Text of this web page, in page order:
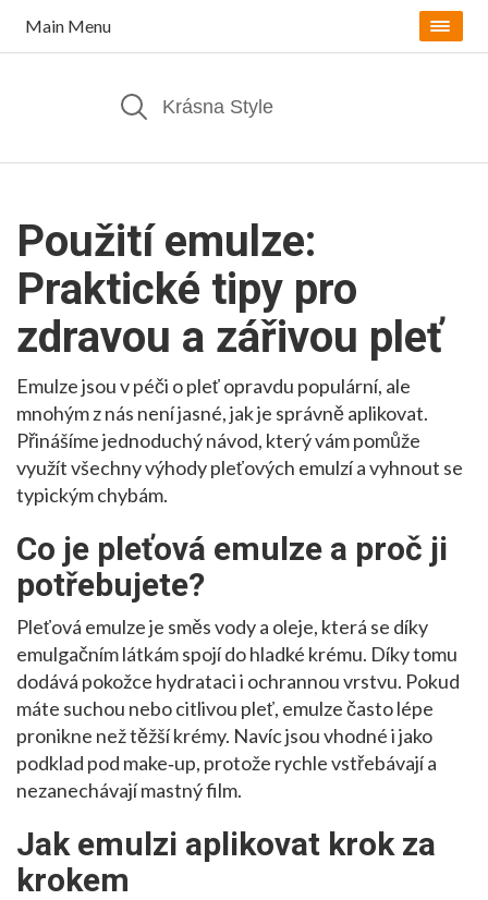
Main Menu
Použití emulze:
Praktické tipy pro
zdravou a zářivou pleť
Emulze jsou v péči o pleť opravdu populární, ale
mnohým z nás není jasné, jak je správně aplikovat.
Přinášíme jednoduchý návod, který vám pomůže
využít všechny výhody pleťových emulzí a vyhnout se
typickým chybám.
Co je pleťová emulze a proč ji
potřebujete?
Pleťová emulze je směs vody a oleje, která se díky
emulgačním látkám spojí do hladké krému. Díky tomu
dodává pokožce hydrataci i ochrannou vrstvu. Pokud
máte suchou nebo citlivou pleť, emulze často lépe
pronikne než těžší krémy. Navíc jsou vhodné i jako
podklad pod make‑up, protože rychle vstřebávají a
nezanechávají mastný film.
Jak emulzi aplikovat krok za
krokem